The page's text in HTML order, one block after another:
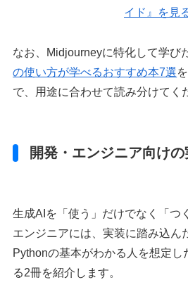
イド』を見
なお、Midjourneyに特化して学び
の使い方が学べるおすすめ本7選
で、用途に合わせて読み分けてく
開発・エンジニア向け
生成AIを「使う」だけでなく「つ
エンジニアには、実装に踏み込ん
Pythonの基本がわかる人を想定
る2冊を紹介します。